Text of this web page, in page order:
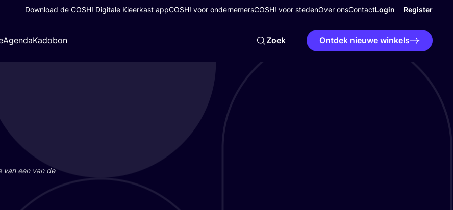
Download de COSH! Digitale Kleerkast appCOSH! voor ondernemersCOSH! voor stedenOver onsContactLogin Register
AgendaKadobon Zoek Ontdek nieuwe winkels
van een van de